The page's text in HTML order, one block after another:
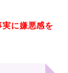
に嫌悪感を